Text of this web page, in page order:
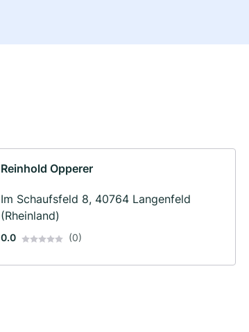
Reinhold Opperer
Im Schaufsfeld 8, 40764 Langenfeld
(Rheinland)
0.0 (0)